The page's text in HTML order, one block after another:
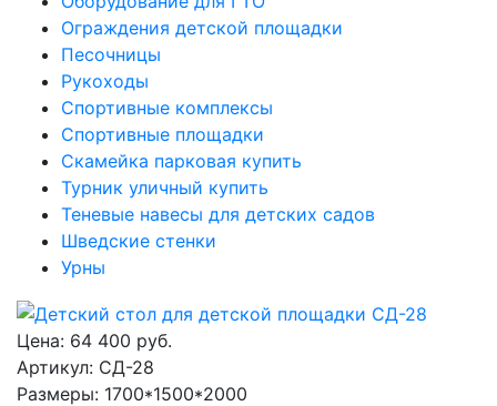
Ограждения детской площадки
Песочницы
Рукоходы
Спортивные комплексы
Спортивные площадки
Скамейка парковая купить
Турник уличный купить
Теневые навесы для детских садов
Шведские стенки
Урны
Цена: 64 400 руб.
Артикул: СД-28
Размеры: 1700*1500*2000